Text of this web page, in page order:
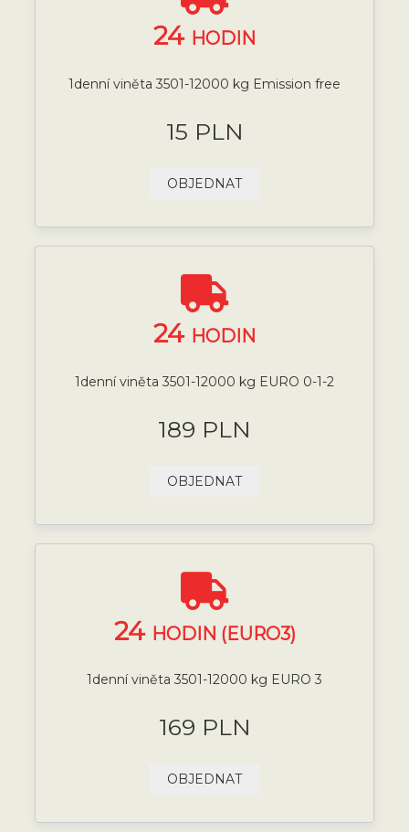
24 HODIN
1denní viněta 3501-12000 kg Emission free
15 PLN
OBJEDNAT
24 HODIN
1denní viněta 3501-12000 kg EURO 0-1-2
189 PLN
OBJEDNAT
24 HODIN (EURO3)
1denní viněta 3501-12000 kg EURO 3
169 PLN
OBJEDNAT